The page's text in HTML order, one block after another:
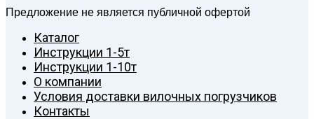
Предложение не является публичной офертой
Каталог
Инструкции 1-5т
Инструкции 1-10т
О компании
Условия доставки вилочных погрузчиков
Контакты